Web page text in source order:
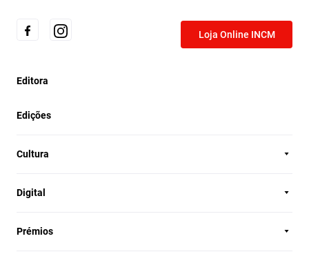
Loja Online INCM
Editora
Edições
Cultura
Digital
Prémios